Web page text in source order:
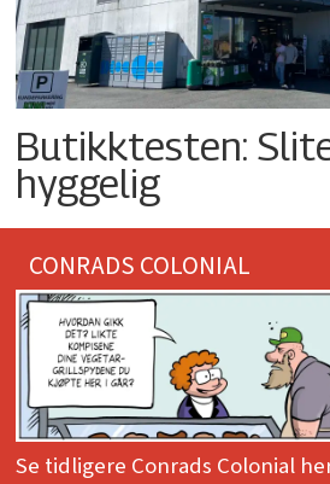
Butikktesten:
hyggelig
CONRADS COLONIAL
Se tidligere Conrads Colonial